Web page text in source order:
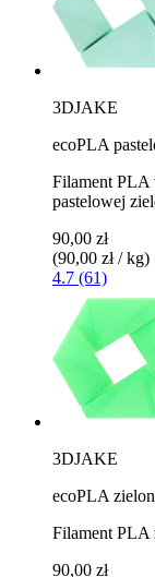
3DJAKE
ecoPLA
Filament PLA
pastelowej
90,00 zł
(90,00 zł / kg)
4.7 (61)
3DJAKE
ecoPLA
Filament PLA
90,00 zł